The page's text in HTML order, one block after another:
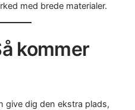
med brede materialer.
kommer
give dig den ekstra plads,